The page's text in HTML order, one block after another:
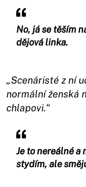
No, já se těším
dějová linka.
„Scenáristé z ní
normální ženská
chlapovi.“
Je to nereálné a
stydím, ale